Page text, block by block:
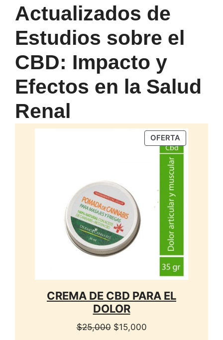
Actualizados de
Estudios sobre el
CBD: Impacto y
Efectos en la Salud
Renal
OFERTAPRODUCTO
EN
CREMA DE CBD PARA EL
DOLOR
$25,000 El
$15,000El